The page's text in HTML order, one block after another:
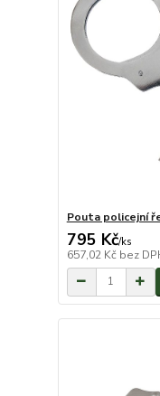
Pouta policejní
795 Kč/ks
657,02 Kč bez